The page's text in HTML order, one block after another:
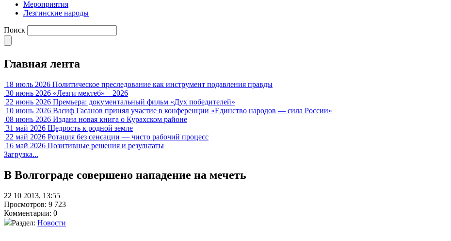
Мероприятия
Лезгинские народы
Поиск
Главная лента
18 июль 2026 Политическое преследование как инструмент подавления правды
30 июнь 2026 «Лезги мектеб» – 2026
22 июнь 2026 Премьера: документальный фильм «Дух победителей»
10 июнь 2026 Васиф Гасанов принял участие в конференции «Единство народов — сила России»
08 июнь 2026 Издана новая книга о Курахском районе
31 май 2026 Щедрость к родной земле
22 май 2026 Ротация без сенсации — чисто рабочий процесс
16 май 2026 Позитивные решения и результаты
Загрузка...
В Волгограде совершено нападение на мечеть
22 10 2013, 13:55
Просмотров: 9 723
Комментарии: 0
Раздел: Новости